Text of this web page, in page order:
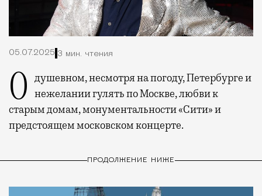
05.07.2025 3 мин. чтения
О душевном, несмотря на погоду, Петербурге и нежелании гулять по Москве, любви к
старым домам, монументальности «Сити» и
предстоящем московском концерте.
ПРОДОЛЖЕНИЕ НИЖЕ